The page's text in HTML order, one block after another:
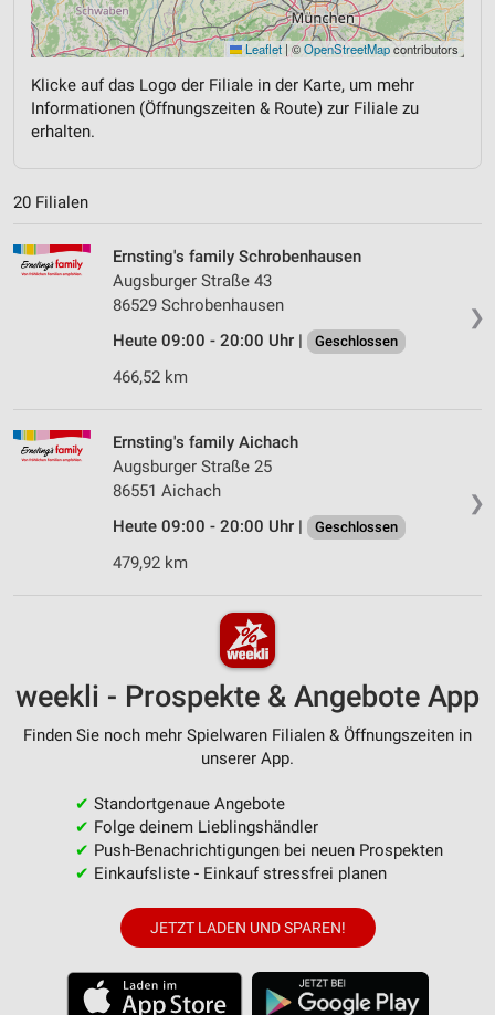
Leaflet | ©OpenStreetMapcontributors
Klicke auf das Logo der Filiale in der Karte, um mehr
Informationen (Öffnungszeiten & Route) zur Filiale zu
erhalten.
20 Filialen
❯
Ernsting's family Schrobenhausen
Augsburger Straße 43
86529 Schrobenhausen
Heute 09:00 - 20:00 Uhr |
Geschlossen
466,52 km
❯
Ernsting's family Aichach
Augsburger Straße 25
86551 Aichach
Heute 09:00 - 20:00 Uhr |
Geschlossen
479,92 km
weekli - Prospekte & Angebote App
Finden Sie noch mehr Spielwaren Filialen & Öffnungszeiten in
unserer App.
✔ Standortgenaue Angebote
✔ Folge deinem Lieblingshändler
✔ Push-Benachrichtigungen bei neuen Prospekten
✔ Einkaufsliste - Einkauf stressfrei planen
JETZT LADEN UND SPAREN!